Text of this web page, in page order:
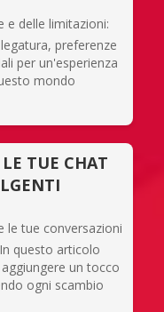
e delle limitazioni:
preferenze
per un'esperienza
mondo
TUE CHAT
le tue conversazioni
questo articolo
un tocco
ogni scambio